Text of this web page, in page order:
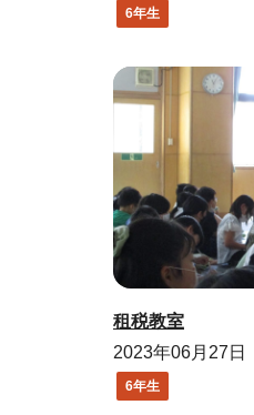
6年生
租税教室
2023年06月27日
6年生